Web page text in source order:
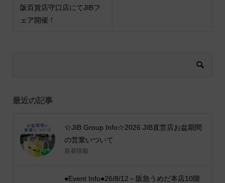
阪百貨店守口店にてJIBフ
ェア開催！
最近の記事
☆JIB Group Info☆2026 JIB直営店お盆期間
の営業いついて
新着情報
●Event Info●26/8/12～阪急うめだ本店10階